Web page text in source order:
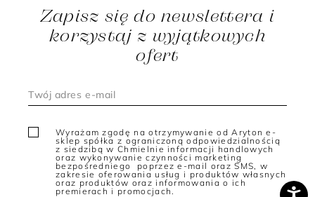
Zapisz się do newslettera i
korzystaj z wyjątkowych
ofert
Wyrażam zgodę na otrzymywanie od Aryton e-
sklep spółka z ograniczoną odpowiedzialnością
z siedzibą w Chmielnie informacji handlowych
oraz wykonywanie czynności marketing
bezpośredniego poprzez e-mail oraz SMS, w
zakresie oferowania usług i produktów własnych
oraz produktów oraz informowania o ich
premierach i promocjach.